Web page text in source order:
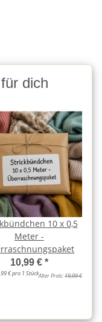
dich
10 x 0,5
Meter -
10,99 € *
€ pro 1 StückAlter Preis:19,99 €